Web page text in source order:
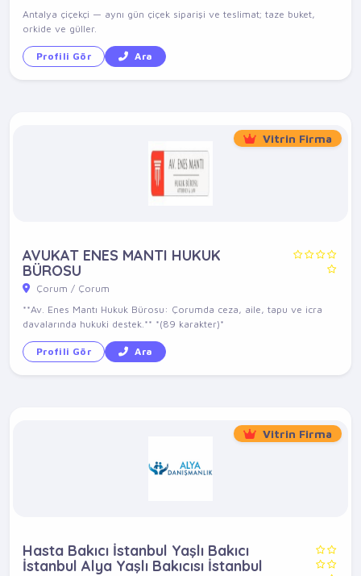
Antalya çiçekçi — aynı gün çiçek siparişi ve teslimat; taze buket,
orkide ve güller.
Profili Gör Ara
Vitrin Firma
AVUKAT ENES MANTI HUKUK
BÜROSU
Çorum / Çorum
**Av. Enes Mantı Hukuk Bürosu: Çorumda ceza, aile, tapu ve icra
davalarında hukuki destek.** *(89 karakter)*
Profili Gör Ara
Vitrin Firma
Hasta Bakıcı İstanbul Yaşlı Bakıcı
İstanbul Alya Yaşlı Bakıcısı İstanbul